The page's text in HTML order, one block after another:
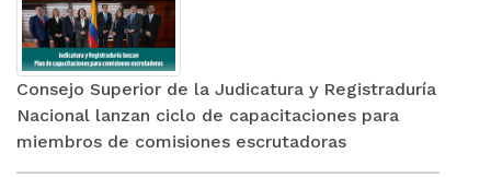
Consejo Superior de la Judicatura y Registraduría
Nacional lanzan ciclo de capacitaciones para
miembros de comisiones escrutadoras